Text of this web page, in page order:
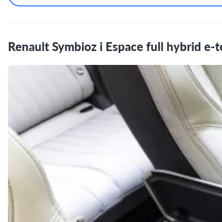
Renault Symbioz i Espace full hybrid e-